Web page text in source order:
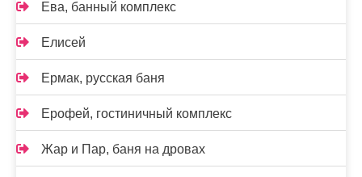
Ева, банный комплекс
Елисей
Ермак, русская баня
Ерофей, гостиничный комплекс
Жар и Пар, баня на дровах